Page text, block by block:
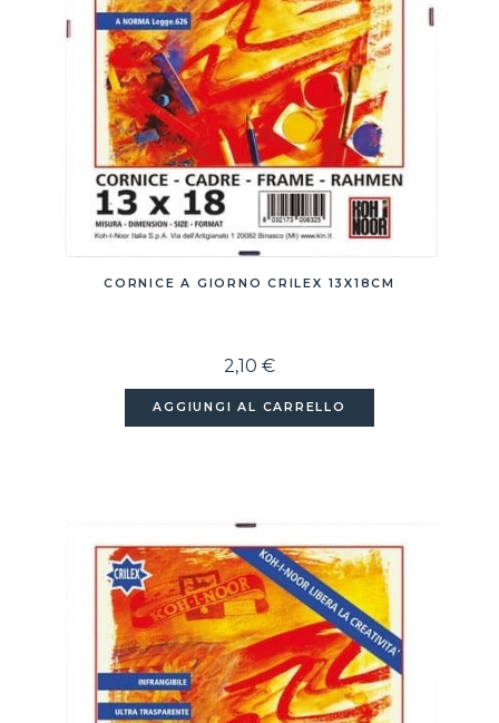
CORNICE A GIORNO CRILEX 13X18CM
2,10 €
AGGIUNGI AL CARRELLO